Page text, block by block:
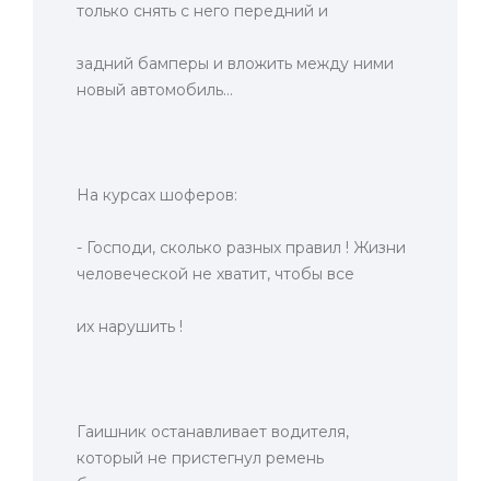
только снять с него пеpедний и
задний бампеpы и вложить между ними
новый автомобиль...
Hа курсах шоферов:
- Господи, сколько разных правил ! Жизни
человеческой не хватит, чтобы все
их нарушить !
Гаишник останавливает водителя,
который не пристегнул ремень